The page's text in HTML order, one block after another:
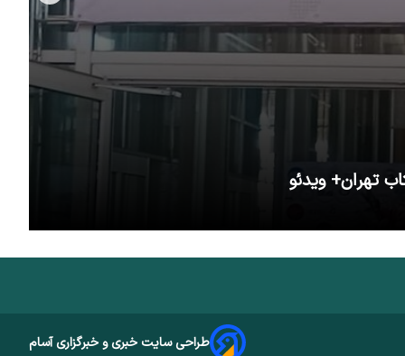
تهران+ ویدئو
طراحی سایت خبری و خبرگزاری آسام